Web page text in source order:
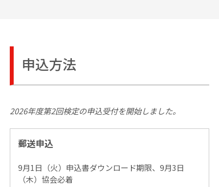
申込方法
2026年度第2回検定の申込受付を開始しました。
郵送申込
9月1日（火）申込書ダウンロード期限、9月3日
（木）協会必着